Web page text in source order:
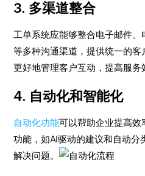
3. 多渠道整合
工单系统应能够整合电子邮件
等多种沟通渠道，提供统一的客
更好地管理客户互动，提高服务
4. 自动化和智能化
自动化功能可以帮助企业提高
功能，如AI驱动的建议和自动
解决问题。